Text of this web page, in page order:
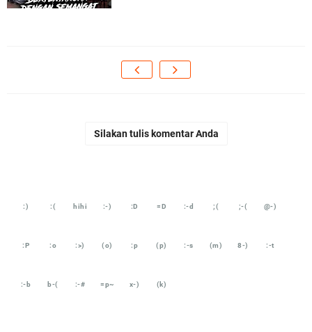
Silakan tulis komentar Anda
:) :( hihi :-) :D =D :-d ;( ;-( @-)
:P :o :>) (o) :p (p) :-s (m) 8-) :-t
:-b b-( :-# =p~ x-) (k)